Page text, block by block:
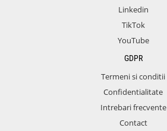
Linkedin
TikTok
YouTube
GDPR
Termeni si conditii
Confidentialitate
Intrebari frecvente
Contact